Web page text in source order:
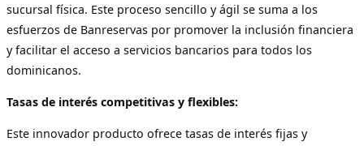
sucursal física. Este proceso sencillo y ágil se suma a los
esfuerzos de Banreservas por promover la inclusión financiera
y facilitar el acceso a servicios bancarios para todos los
dominicanos.
Tasas de interés competitivas y flexibles:
Este innovador producto ofrece tasas de interés fijas y